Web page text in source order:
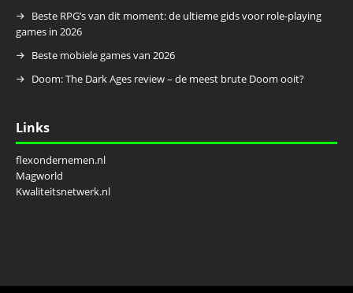
Beste RPG’s van dit moment: de ultieme gids voor role-playing
games in 2026
Beste mobiele games van 2026
Doom: The Dark Ages review – de meest brute Doom ooit?
Links
flexondernemen.nl
Magworld
Kwaliteitsnetwerk.nl